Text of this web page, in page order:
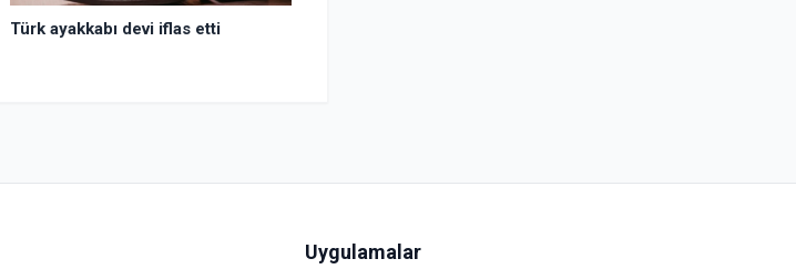
Türk ayakkabı devi iflas etti
Uygulamalar